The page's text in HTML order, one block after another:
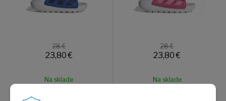
28 €
23,80€
Na sklade
28 €
23,80 €
Na sklade